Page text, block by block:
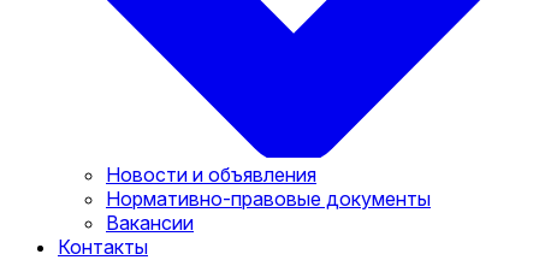
Новости и объявления
Нормативно-правовые документы
Вакансии
Контакты